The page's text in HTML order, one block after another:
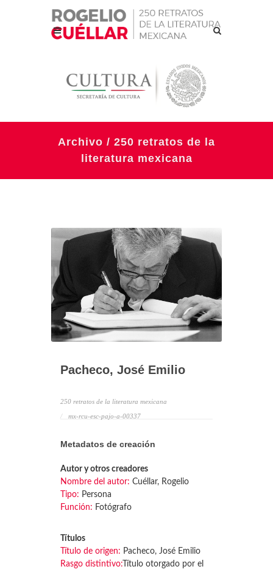
Archivo / 250 retratos de la
literatura mexicana
Pacheco, José Emilio
250 retratos de la literatura mexicana
mx-rcu-esc-pajo-a-00337
Metadatos de creación
Autor y otros creadores
Nombre del autor: Cuéllar, Rogelio
Tipo: Persona
Función: Fotógrafo
Títulos
Título de origen: Pacheco, José Emilio
Rasgo distintivo: Título otorgado por el